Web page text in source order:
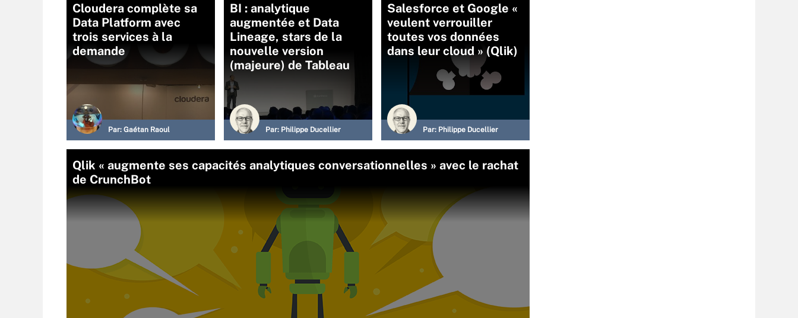
Cloudera complète sa
Data Platform avec
trois services à la
demande
Par: Gaétan Raoul
BI : analytique
augmentée et Data
Lineage, stars de la
nouvelle version
(majeure) de Tableau
Par: Philippe Ducellier
Salesforce et Google «
veulent verrouiller
toutes vos données
dans leur cloud » (Qlik)
Par: Philippe Ducellier
Qlik « augmente ses capacités analytiques conversationnelles » avec le rachat
de CrunchBot